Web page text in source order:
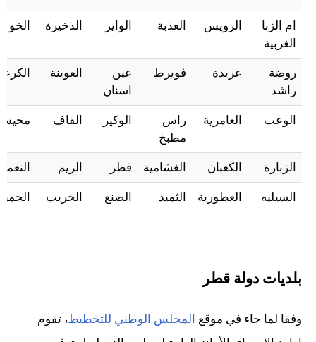
ام الزبا
الغربية
الرويس العذبة الواير الذخيرة الخو
روضة
راشد
عريدة فويرط
عين
اسنان
العوينة
الوعب العامرية
راس
مطبخ
الوكير القاف
الزبارة الكعبان الغشامية قطر الريم
السيليه العطورية الثميد الصنع الخريب
بلديات دولة قطر
وفقا لما جاء في موقع المجلس الوطني للتخطيط، تقوم